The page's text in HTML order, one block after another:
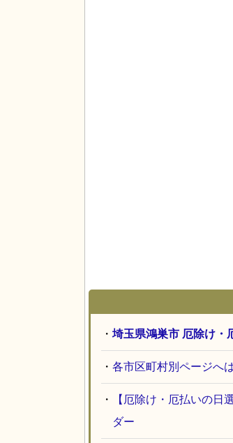
・ 埼玉県鴻巣市 厄除け・
・ 各市区町村別ページへ
・
【厄除け・厄払いの日
ダー